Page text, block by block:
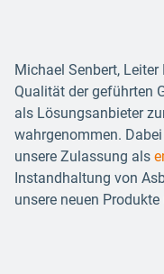
Michael Senbert, Leiter
Qualität der geführten
als Lösungsanbieter
wahrgenommen.
unsere Zulassung als
Instandhaltung von
unsere neuen